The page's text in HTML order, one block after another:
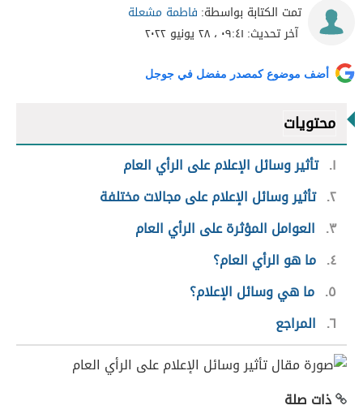
تمت الكتابة بواسطة: فاطمة مشعلة
آخر تحديث: ٠٩:٤١ ، ٢٨ يونيو ٢٠٢٢
أضف موضوع كمصدر مفضل في جوجل
محتويات
١ تأثير وسائل الإعلام على الرأي العام
٢ تأثير وسائل الإعلام على مجالات مختلفة
٣
العوامل المؤثرة على الرأي العام
٤ ما هو الرأي العام؟
٥ ما هي وسائل الإعلام؟
٦ المراجع
ذات صلة